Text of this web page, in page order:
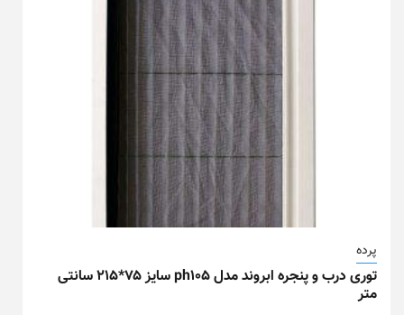
پرده
توری درب و پنجره ابروند مدل ph105 سایز ۷۵*۲۱۵ سانتی
متر